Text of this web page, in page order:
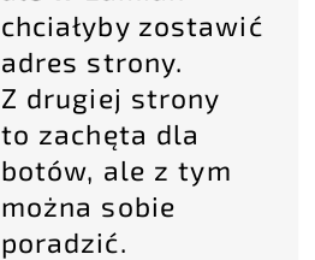
chciałyby zostawić
adres strony.
Z drugiej strony
to zachęta dla
botów, ale z tym
można sobie
poradzić.